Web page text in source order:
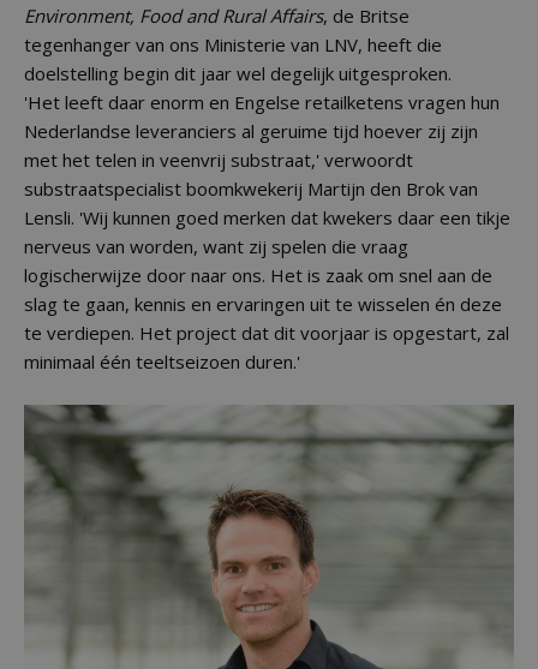
Environment, Food and Rural Affairs, de Britse
tegenhanger van ons Ministerie van LNV, heeft die
doelstelling begin dit jaar wel degelijk uitgesproken.
'Het leeft daar enorm en Engelse retailketens vragen hun
Nederlandse leveranciers al geruime tijd hoever zij zijn
met het telen in veenvrij substraat,' verwoordt
substraatspecialist boomkwekerij Martijn den Brok van
Lensli. 'Wij kunnen goed merken dat kwekers daar een tikje
nerveus van worden, want zij spelen die vraag
logischerwijze door naar ons. Het is zaak om snel aan de
slag te gaan, kennis en ervaringen uit te wisselen én deze
te verdiepen. Het project dat dit voorjaar is opgestart, zal
minimaal één teeltseizoen duren.'